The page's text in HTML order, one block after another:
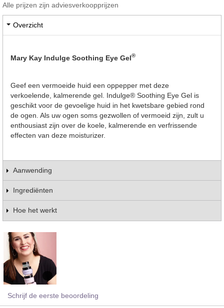
Alle prijzen zijn adviesverkoopprijzen
Overzicht
Mary Kay Indulge Soothing Eye Gel®
Geef een vermoeide huid een oppepper met deze
verkoelende, kalmerende gel. Indulge® Soothing Eye Gel is
geschikt voor de gevoelige huid in het kwetsbare gebied rond
de ogen. Als uw ogen soms gezwollen of vermoeid zijn, zult u
enthousiast zijn over de koele, kalmerende en verfrissende
effecten van deze moisturizer.
Aanwending
Ingrediënten
Hoe het werkt
Schrijf de eerste beoordeling